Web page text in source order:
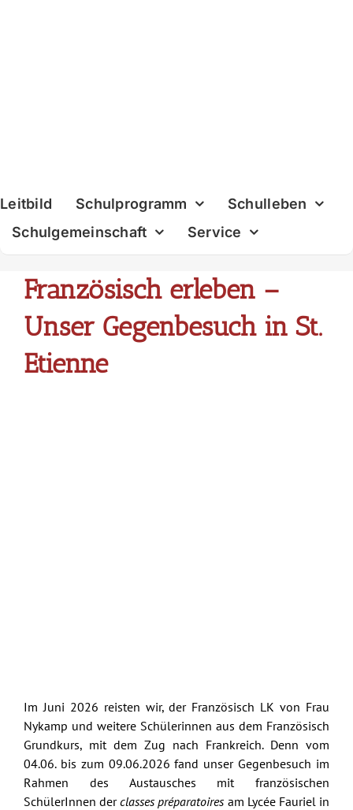
Leitbild Schulprogramm
Schulleben
Schulgemeinschaft
Service
Französisch erleben –
Unser Gegenbesuch in St.
Etienne
Im Juni 2026 reisten wir, der Französisch LK von Frau
Nykamp und weitere Schülerinnen aus dem Französisch
Grundkurs, mit dem Zug nach Frankreich. Denn vom
04.06. bis zum 09.06.2026 fand unser Gegenbesuch im
Rahmen des Austausches mit französischen
SchülerInnen derclasses préparatoires am Lycée Fauriel in